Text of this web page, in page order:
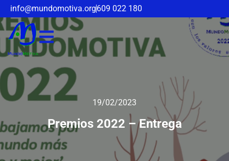
info@mundomotiva.org609 022 180
19/02/2023
Premios 2022 – Entrega